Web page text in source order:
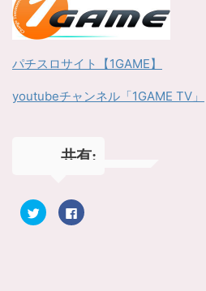
パチスロサイト【1GAME】
youtubeチャンネル「1GAME TV」
共有:
ク
リ
F
a